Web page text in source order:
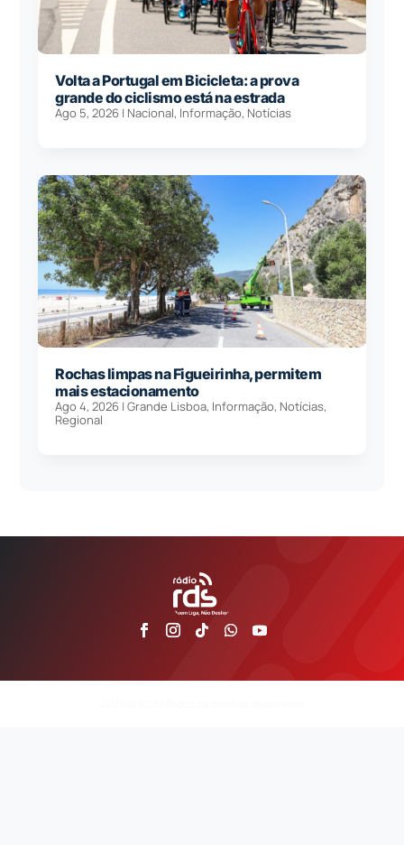
Volta a Portugal em Bicicleta: a prova
grande do ciclismo está na estrada
Ago 5, 2026 | Nacional, Informação, Notícias
Rochas limpas na Figueirinha, permitem
mais estacionamento
Ago 4, 2026 |Grande Lisboa, Informação, Notícias,
Regional